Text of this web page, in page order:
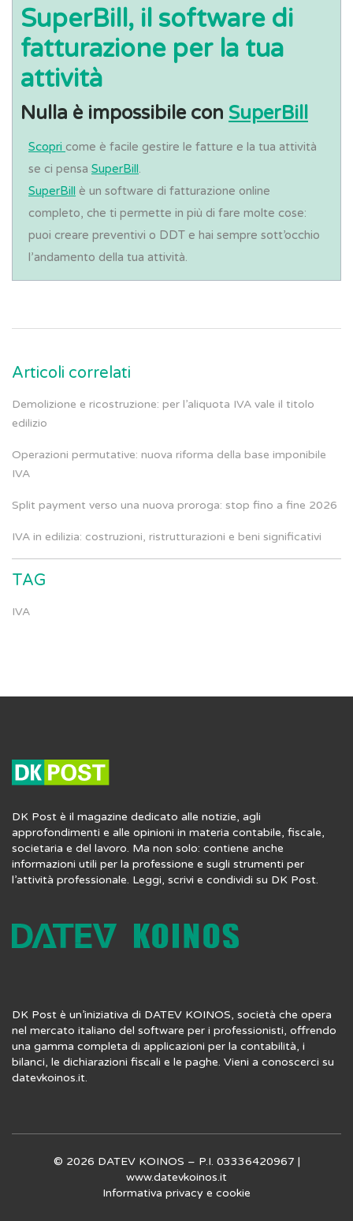
SuperBill, il software di
fatturazione per la tua
attività
Nulla è impossibile con SuperBill
Scopri come è facile gestire le fatture e la tua attività
se ci pensa SuperBill .
SuperBill
è un software di fatturazione online
completo, che ti permette in più di fare molte cose:
puoi creare preventivi o DDT e hai sempre sott’occhio
l’andamento della tua attività.
Articoli correlati
Demolizione e ricostruzione: per l’aliquota IVA vale il titolo
edilizio
Operazioni permutative: nuova riforma della base imponibile
IVA
Split payment verso una nuova proroga: stop fino a fine 2026
IVA in edilizia: costruzioni, ristrutturazioni e beni significativi
TAG
IVA
DK Post è il magazine dedicato alle notizie, agli
approfondimenti e alle opinioni in materia contabile, fiscale,
societaria e del lavoro. Ma non solo: contiene anche
informazioni utili per la professione e sugli strumenti per
l’attività professionale. Leggi, scrivi e condividi su DK Post.
DK Post è un’iniziativa di DATEV KOINOS, società che opera
nel mercato italiano del software per i professionisti, offrendo
una gamma completa di applicazioni per la contabilità, i
bilanci, le dichiarazioni fiscali e le paghe. Vieni a conoscerci su
datevkoinos.it.
© 2026 DATEV KOINOS – P.I. 03336420967 |
www.datevkoinos.it
Informativa privacy e cookie